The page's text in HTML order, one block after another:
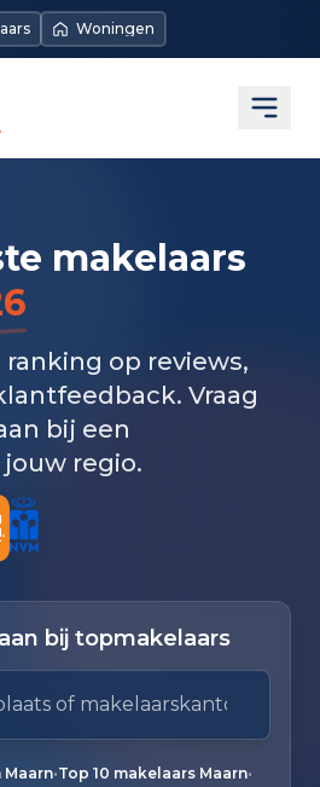
Woningen
makelaars
op reviews,
Vraag
bij een
regio.
bij topmakelaars
Gebruik pijl omlaag en pijl
•Top 10 makelaars Maarn•